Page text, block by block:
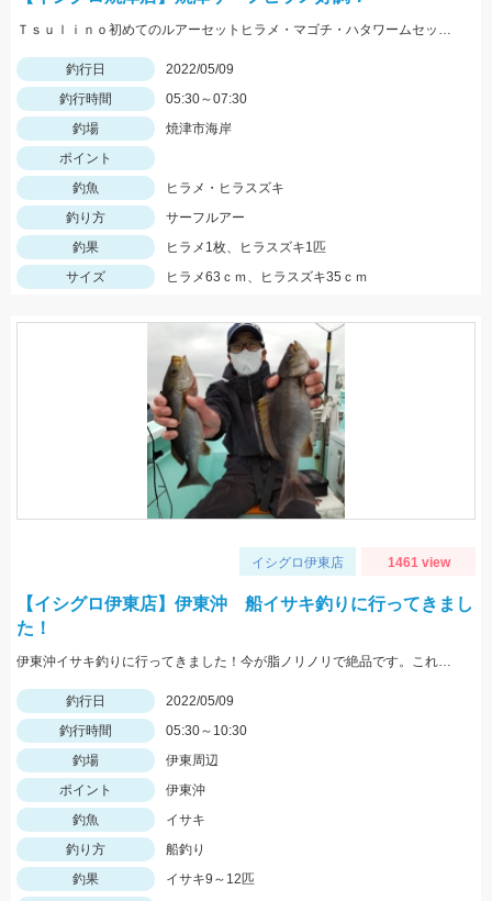
Ｔｓｕｌｉｎｏ初めてのルアーセットヒラメ・マゴチ・ハタワームセットにヒット！連休前からヒラメが上がってます！
釣行日
2022/05/09
釣行時間
05:30～07:30
釣場
焼津市海岸
ポイント
釣魚
ヒラメ・ヒラスズキ
釣り方
サーフルアー
釣果
ヒラメ1枚、ヒラスズキ1匹
サイズ
ヒラメ63ｃｍ、ヒラスズキ35ｃｍ
イシグロ伊東店 1461 view
【イシグロ伊東店】伊東沖 船イサキ釣りに行ってきまし
た！
伊東沖イサキ釣りに行ってきました！今が脂ノリノリで絶品です。これからジャンボサイズイサキが多くなりますのでおすすめです！
釣行日
2022/05/09
釣行時間
05:30～10:30
釣場
伊東周辺
ポイント
伊東沖
釣魚
イサキ
釣り方
船釣り
釣果
イサキ9～12匹